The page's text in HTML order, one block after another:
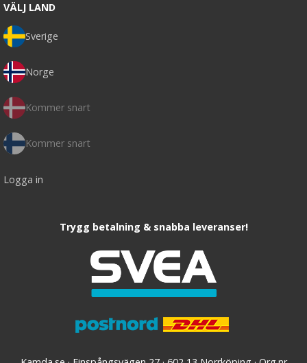
VÄLJ LAND
Sverige
Norge
Kommer snart
Kommer snart
Logga in
Trygg betalning & snabba leveranser!